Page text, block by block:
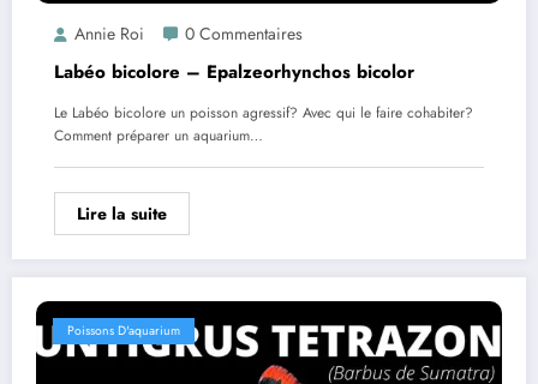
Annie Roi 0 Commentaires
Labéo bicolore – Epalzeorhynchos bicolor
Le Labéo bicolore un poisson agressif? Avec qui le faire cohabiter?
Comment préparer un aquarium…
Lire la suite
Poissons D'aquarium